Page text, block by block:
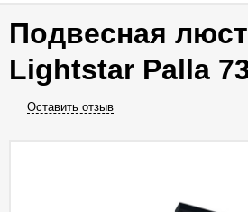
Подвесная
Lightstar Palla
Оставить отзыв